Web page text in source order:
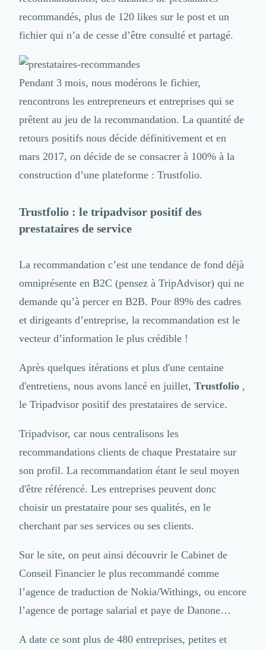
recommandés, plus de 120 likes sur le post et un
fichier qui n’a de cesse d’être consulté et partagé.
Pendant 3 mois, nous modérons le fichier,
rencontrons les entrepreneurs et entreprises qui se
prêtent au jeu de la recommandation. La quantité de
retours positifs nous décide définitivement et en
mars 2017, on décide de se consacrer à 100% à la
construction d’une plateforme : Trustfolio.
Trustfolio : le tripadvisor positif des
prestataires de service
La recommandation c’est une tendance de fond déjà
omniprésente en B2C (pensez à TripAdvisor) qui ne
demande qu’à percer en B2B. Pour 89% des cadres
et dirigeants d’entreprise, la recommandation est le
vecteur d’information le plus crédible !
Après quelques itérations et plus d'une centaine
d'entretiens, nous avons lancé en juillet, Trustfolio ,
le Tripadvisor positif des prestataires de service.
Tripadvisor, car nous centralisons les
recommandations clients de chaque Prestataire sur
son profil. La recommandation étant le seul moyen
d'être référencé. Les entreprises peuvent donc
choisir un prestataire pour ses qualités, en le
cherchant par ses services ou ses clients.
Sur le site, on peut ainsi découvrir le Cabinet de
Conseil Financier le plus recommandécomme
l’agence de traduction de Nokia/Withings, ou encore
l’agence de portage salarial et paye de Danone…
A date ce sont plus de 480 entreprises, petites et